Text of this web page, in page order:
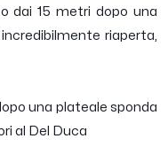
dai 15 metri dopo una
riaperta,
una plateale sponda
al Del Duca